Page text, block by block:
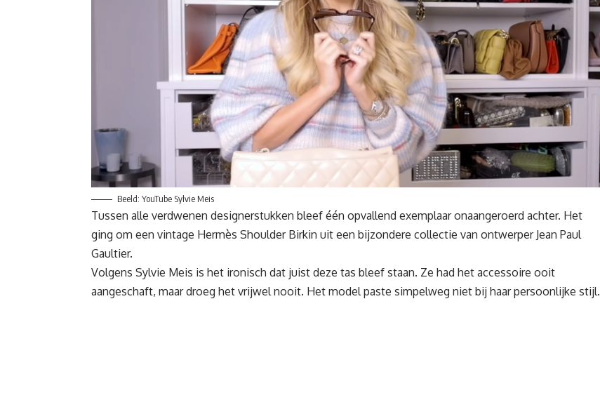
Beeld: YouTube Sylvie Meis
Tussen alle verdwenen designerstukken bleef één opvallend exemplaar onaangeroerd achter. Het
ging om een vintage Hermès Shoulder Birkin uit een bijzondere collectie van ontwerper Jean Paul
Gaultier.
Volgens Sylvie Meis is het ironisch dat juist deze tas bleef staan. Ze had het accessoire ooit
aangeschaft, maar droeg het vrijwel nooit. Het model paste simpelweg niet bij haar persoonlijke stijl.